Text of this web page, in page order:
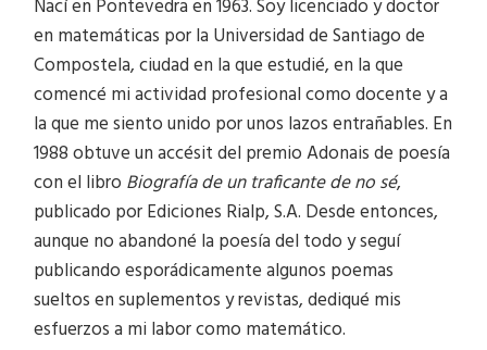
Nací en Pontevedra en 1963. Soy licenciado y doctor
en matemáticas por la Universidad de Santiago de
Compostela, ciudad en la que estudié, en la que
comencé mi actividad profesional como docente y a
la que me siento unido por unos lazos entrañables. En
1988 obtuve un accésit del premio Adonais de poesía
con el libro Biografía de un traficante de no sé,
publicado por Ediciones Rialp, S.A. Desde entonces,
aunque no abandoné la poesía del todo y seguí
publicando esporádicamente algunos poemas
sueltos en suplementos y revistas, dediqué mis
esfuerzos a mi labor como matemático.